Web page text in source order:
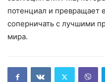
потенциал и превращает
соперничать с лучшими
мира.